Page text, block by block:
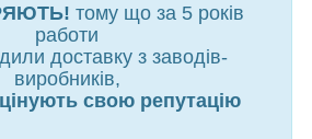
тому що за 5 років
работи
доставку з заводів-
виробників,
цінують свою репутацію